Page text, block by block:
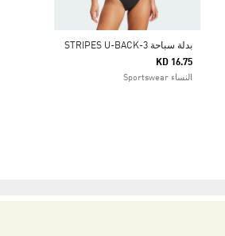
بدلة سباحة 3-STRIPES U-BACK
KD 16.75
النساء Sportswear